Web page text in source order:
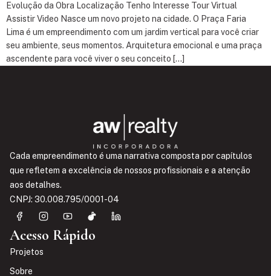
Evolução da Obra Localização Tenho Interesse Tour Virtual
Assistir Video Nasce um novo projeto na cidade. O Praça Faria
Lima é um empreendimento com um jardim vertical para você criar
seu ambiente, seus momentos. Arquitetura emocional e uma praça
ascendente para você viver o seu conceito […]
Cada empreendimento é uma narrativa composta por capítulos
que refletem a excelência de nossos profissionais e a atenção
aos detalhes.
CNPJ: 30.008.795/0001-04
Acesso Rápido
Projetos
Sobre